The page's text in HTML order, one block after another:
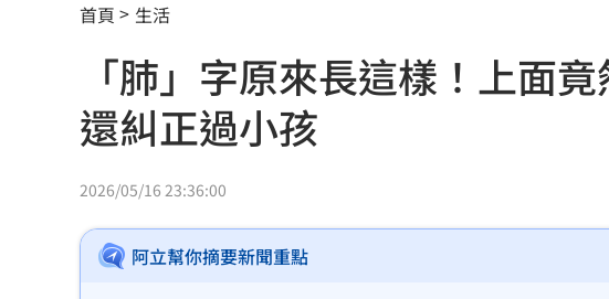
歐洲避暑天堂失守！地中海熱到像溫泉
3歲米格魯偷吃軟糖 被催吐後好有戲 23:48
獨／北勢棒球隊穿破鞋拚冠軍 台僑看哭了
南港Lalaport鷹架坍塌！3櫃位暫停營業
北市教育局再喊虐童案遭渲染！林月琴開嗆 23:33
首頁 生活
「肺」字原來長這樣！上面
還糾正過小孩
2026/05/16 23:36:00
阿立幫你摘要新聞重點